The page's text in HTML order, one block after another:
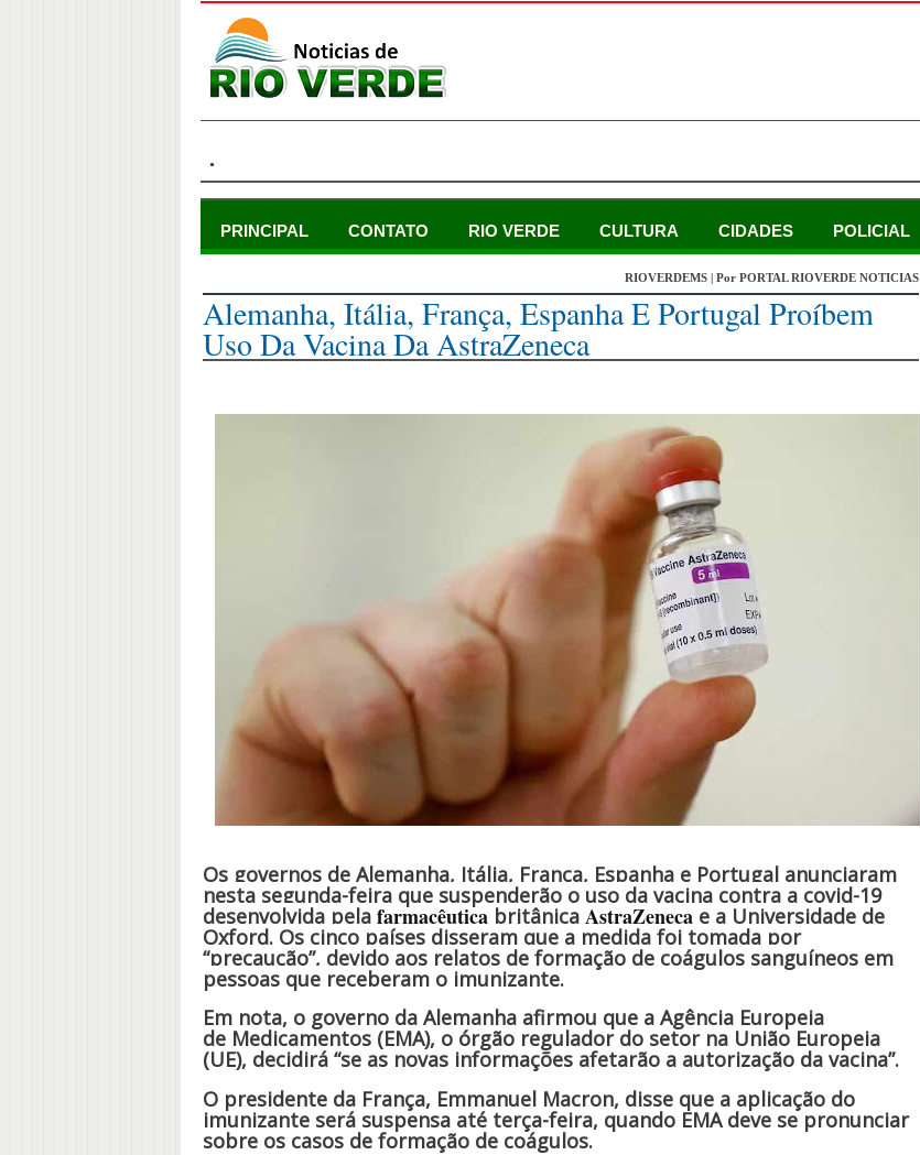
.
PRINCIPAL CONTATO RIO VERDE CULTURA CIDADES POLICIAL
RIOVERDEMS | Por PORTAL RIOVERDE NOTICIAS
Alemanha, Itália, França, Espanha E Portugal Proíbem
Uso Da Vacina Da AstraZeneca
Os governos de Alemanha, Itália, França, Espanha e Portugal anunciaram
nesta segunda-feira que suspenderão o uso da vacina contra a covid-19
desenvolvida pela farmacêutica britânica AstraZeneca e a Universidade de
Oxford. Os cinco países disseram que a medida foi tomada por
“precaução”, devido aos relatos de formação de coágulos sanguíneos em
pessoas que receberam o imunizante.
Em nota, o governo da Alemanha afirmou que a Agência Europeia
de Medicamentos (EMA), o órgão regulador do setor na União Europeia
(UE), decidirá “se as novas informações afetarão a autorização da vacina”.
O presidente da França, Emmanuel Macron, disse que a aplicação do
imunizante será suspensa até terça-feira, quando EMA deve se pronunciar
sobre os casos de formação de coágulos.